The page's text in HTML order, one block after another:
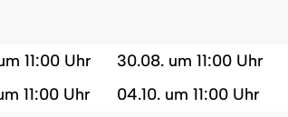
11:00 Uhr 30.08. um 11:00 Uhr
11:00 Uhr
04.10. um 11:00 Uhr